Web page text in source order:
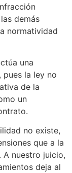
demás
normatividad
una
la ley no
de la
un
no existe,
que a la
nuestro juicio,
deja al